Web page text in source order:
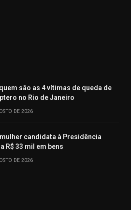
são as 4 vítimas de queda de
no Rio de Janeiro
DE 2026
candidata à Presidência
R$ 33 mil em bens
DE 2026